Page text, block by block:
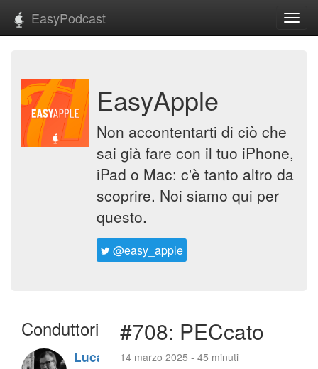
EasyPodcast
EasyApple
Non accontentarti di ciò che
sai già fare con il tuo iPhone,
iPad o Mac: c'è tanto altro da
scoprire. Noi siamo qui per
questo.
@easy_apple
Conduttori
Luca
#708: PECcato
14 marzo 2025 - 45 minuti